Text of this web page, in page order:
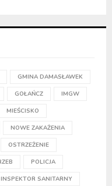
GMINA DAMASŁAWEK
GOŁAŃCZ IMGW
MIEŚCISKO
NOWE ZAKAŻENIA
OSTRZEŻENIE
POLICJA
SANITARNY